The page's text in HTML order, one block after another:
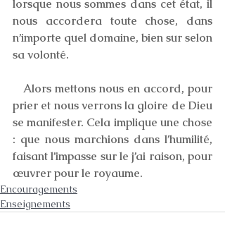
lorsque nous sommes dans cet état, il
nous accordera toute chose, dans
n’importe quel domaine, bien sur selon
sa volonté.
prier et nous verrons la gloire de Dieu
se manifester. Cela implique une chose
: que nous marchions dans l’humilité,
faisant l’impasse sur le j’ai raison, pour
œuvrer pour le royaume.
Encouragements
Enseignements